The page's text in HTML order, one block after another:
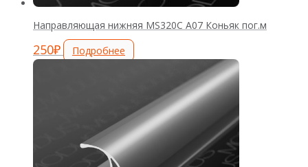
Направляющая нижняя MS320С А07 Коньяк пог.м
250₽ Подробнее